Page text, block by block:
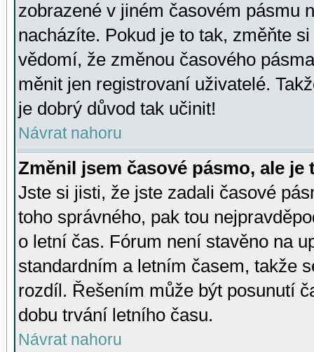
zobrazené v jiném časovém pásmu
nacházíte. Pokud je to tak, změňte
vědomí, že změnou časového
měnit jen registrovaní uživatelé.
je dobrý důvod tak učinit!
Návrat nahoru
Změnil jsem časové pásmo, ale je
Jste si jisti, že jste zadali časové
toho správného, pak tou
o letní čas. Fórum není stavěno na
standardním a letním časem, takže
rozdíl. Řešením může být posunutí
dobu trvání letního času.
Návrat nahoru